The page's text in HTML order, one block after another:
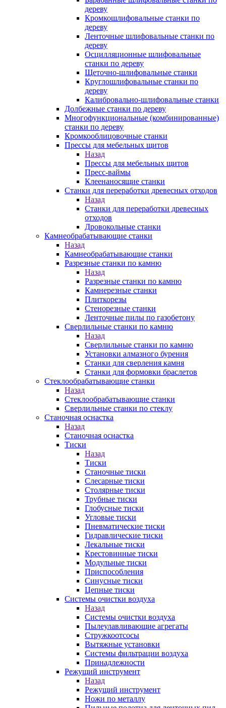
дереву
Кромкошлифовальные станки по
дереву
Ленточные шлифовальные станки по
дереву
Осцилляционные шлифовальные
станки по дереву
Щеточно-шлифовальные станки
Круглошлифовальные станки по
дереву
Калибровально-шлифовальные станки
Долбежные станки по дереву
Многофункциональные (комбинированные)
станки по дереву
Кромкооблицовочные станки
Прессы для мебельных щитов
Назад
Прессы для мебельных щитов
Пресс-ваймы
Клеенаносящие станки
Станки для переработки древесных отходов
Назад
Станки для переработки древесных
отходов
Дровокольные станки
Камнеобрабатывающие станки
Назад
Камнеобрабатывающие станки
Разрезные станки по камню
Назад
Разрезные станки по камню
Камнерезные станки
Плиткорезы
Стенорезные станки
Ленточные пилы по газобетону
Сверлильные станки по камню
Назад
Сверлильные станки по камню
Установки алмазного бурения
Станки для сверления камня
Станки для формовки браслетов
Стеклообрабатывающие станки
Назад
Стеклообрабатывающие станки
Сверлильные станки по стеклу
Станочная оснастка
Назад
Станочная оснастка
Тиски
Назад
Тиски
Станочные тиски
Слесарные тиски
Столярные тиски
Трубные тиски
Глобусные тиски
Угловые тиски
Пневматические тиски
Гидравлические тиски
Лекальные тиски
Крестовинные тиски
Модульные тиски
Приспособления
Синусные тиски
Цепные тиски
Системы очистки воздуха
Назад
Системы очистки воздуха
Пылеулавливающие агрегаты
Стружкоотсосы
Вытяжные установки
Системы фильтрации воздуха
Принадлежности
Режущий инструмент
Назад
Режущий инструмент
Ножи по металлу